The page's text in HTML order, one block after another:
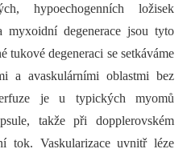
hypoechogenních ložisek
degenerace jsou tyto
tukové degeneraci se setkáváme
a avaskulárními oblastmi bez
je u typických myomů
takže při dopplerovském
tok. Vaskularizace uvnitř léze